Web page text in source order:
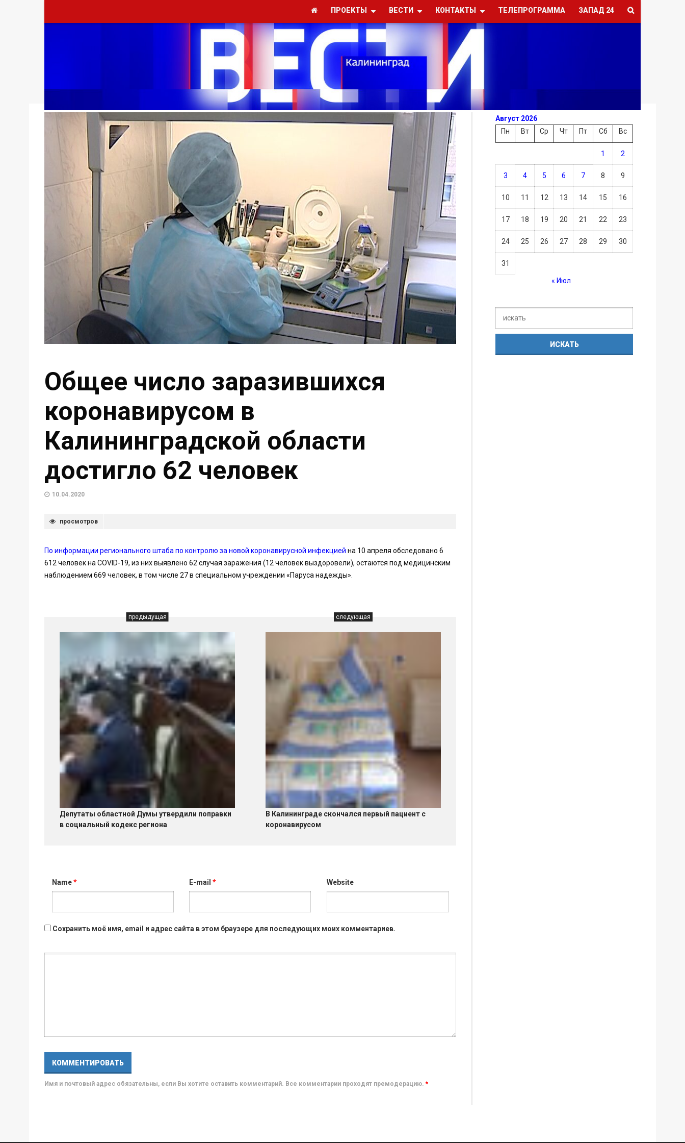
ПРОЕКТЫ ВЕСТИ КОНТАКТЫ ТЕЛЕПРОГРАММА ЗАПАД 24
Общее число заразившихся
коронавирусом в
Калининградской области
достигло 62 человек
10.04.2020
просмотров
По информации регионального штаба по контролю за новой коронавирусной инфекцией на 10 апреля обследовано 6
612 человек на COVID-19, из них выявлено 62 случая заражения (12 человек выздоровели), остаются под медицинским
наблюдением 669 человек, в том числе 27 в специальном учреждении «Паруса надежды».
предыдущая
Депутаты областной Думы утвердили поправки
в социальный кодекс региона
следующая
В Калининграде скончался первый пациент с
коронавирусом
Name* E-mail* Website
Сохранить моё имя, email и адрес сайта в этом браузере для последующих моих комментариев.
Имя и почтовый адрес обязательны, если Вы хотите оставить комментарий. Все комментарии проходят премодерацию. *
Август 2026
Пн
Вт Ср Чт Пт Сб Вс
1 2
3 4 5 6 7 8 9
10 11 12 13 14 15 16
17 18 19 20 21 22 23
24 25 26 27 28 29 30
31
« Июл